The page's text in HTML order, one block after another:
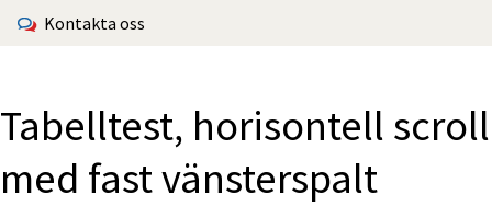
Kontakta oss
Tabelltest, horisontell scroll
med fast vänsterspalt